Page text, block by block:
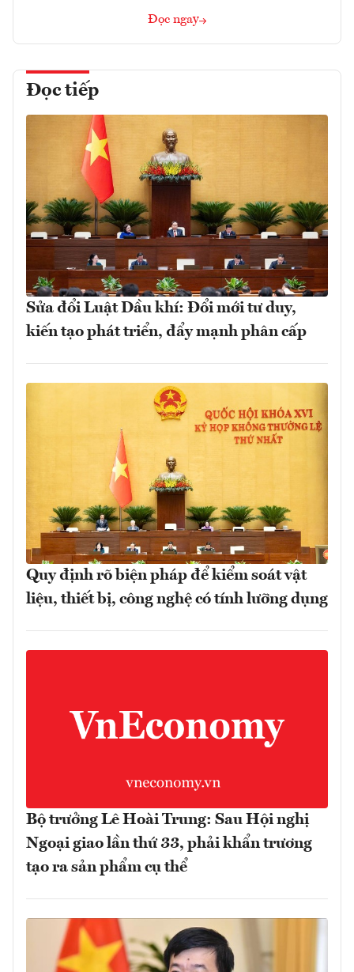
Đọc ngay
Đọc tiếp
Sửa đổi Luật Dầu khí: Đổi mới tư duy,
kiến tạo phát triển, đẩy mạnh phân cấp
Quy định rõ biện pháp để kiểm soát vật
liệu, thiết bị, công nghệ có tính lưỡng dụng
Bộ trưởng Lê Hoài Trung: Sau Hội nghị
Ngoại giao lần thứ 33, phải khẩn trương
tạo ra sản phẩm cụ thể